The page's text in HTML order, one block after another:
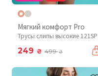
Мягкий комфорт Pro
Трусы слипы высокие 121SP
249 ₴ 499₴